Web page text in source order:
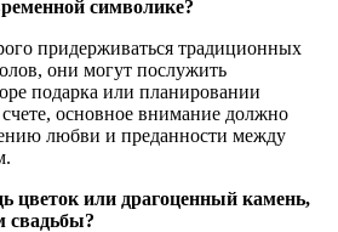
символике?
придерживаться традиционных
они могут послужить
подарка или планировании
основное внимание должно
любви и преданности между
цветок или драгоценный камень,
свадьбы?